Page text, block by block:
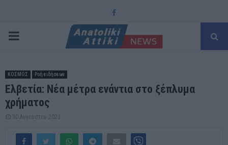
Facebook
PRIMARY
ΚΟΣΜΟΣ Ροή ειδήσεων
Ελβετία: Νέα μέτρα ενάντια στο ξέπλυμα
χρήματος
30 Αυγούστου 2023